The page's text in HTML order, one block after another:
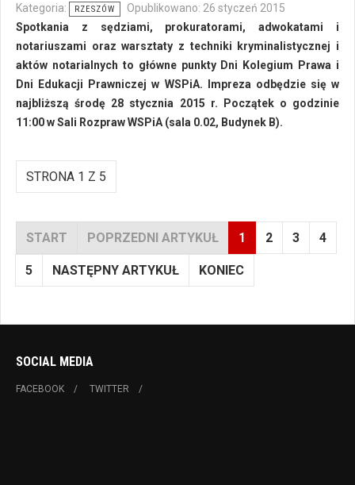
Kategoria: RZESZÓW
Opublikowano: 26 styczeń 2015
Spotkania z sędziami, prokuratorami, adwokatami i
notariuszami oraz warsztaty z techniki kryminalistycznej i
aktów notarialnych to główne punkty Dni Kolegium Prawa i
Dni Edukacji Prawniczej w WSPiA. Impreza odbędzie się w
najbliższą środę 28 stycznia 2015 r. Początek o godzinie
11:00 w Sali Rozpraw WSPiA (sala 0.02, Budynek B).
STRONA 1 Z 5
START POPRZEDNI ARTYKUŁ 1 2 3 4
5 NASTĘPNY ARTYKUŁ KONIEC
SOCIAL MEDIA
FACEBOOK TWITTER